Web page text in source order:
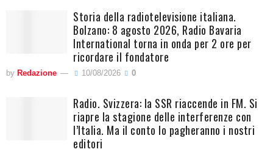
Storia della radiotelevisione italiana.
Bolzano: 8 agosto 2026, Radio Bavaria
International torna in onda per 2 ore per
ricordare il fondatore
by Redazione 10/08/2026 0
Radio. Svizzera: la SSR riaccende in FM. Si
riapre la stagione delle interferenze con
l’Italia. Ma il conto lo pagheranno i nostri
editori